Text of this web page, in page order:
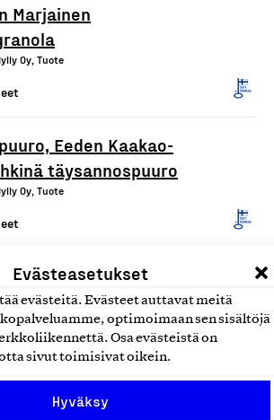
Evästeasetukset
evästeitä. Evästeet auttavat meitä
optimoimaan sen sisältöjä
Osa evästeistä on
sivut toimisivat oikein.
Hyväksy
Marjainen
Oy, Tuote
Eeden Kaakao-
täysannospuuro
Oy, Tuote
jauhot,
leivonnan
sekä tärkkelykset